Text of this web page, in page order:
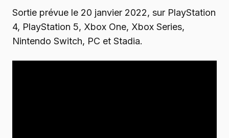
Sortie prévue le 20 janvier 2022, sur PlayStation
4, PlayStation 5, Xbox One, Xbox Series,
Nintendo Switch, PC et Stadia.